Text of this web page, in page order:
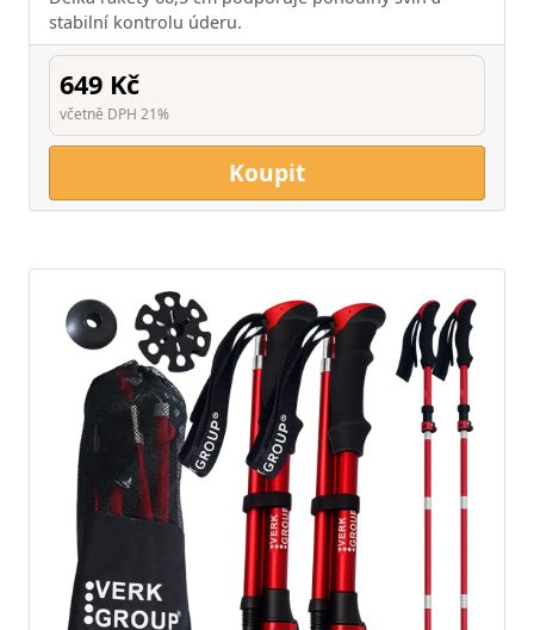
stabilní kontrolu úderu.
649 Kč
včetně DPH 21%
Koupit